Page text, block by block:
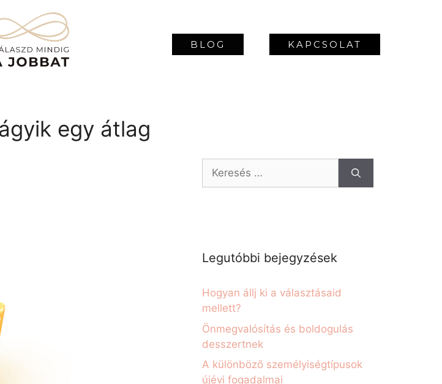
BLOG KAPCSOLAT
egy átlag
Legutóbbi bejegyzések
Hogyan állj ki a választásaid
mellett?
Önmegvalósítás és boldogulás
desszertnek
A különböző személyiségtípusok
újévi fogadalmai